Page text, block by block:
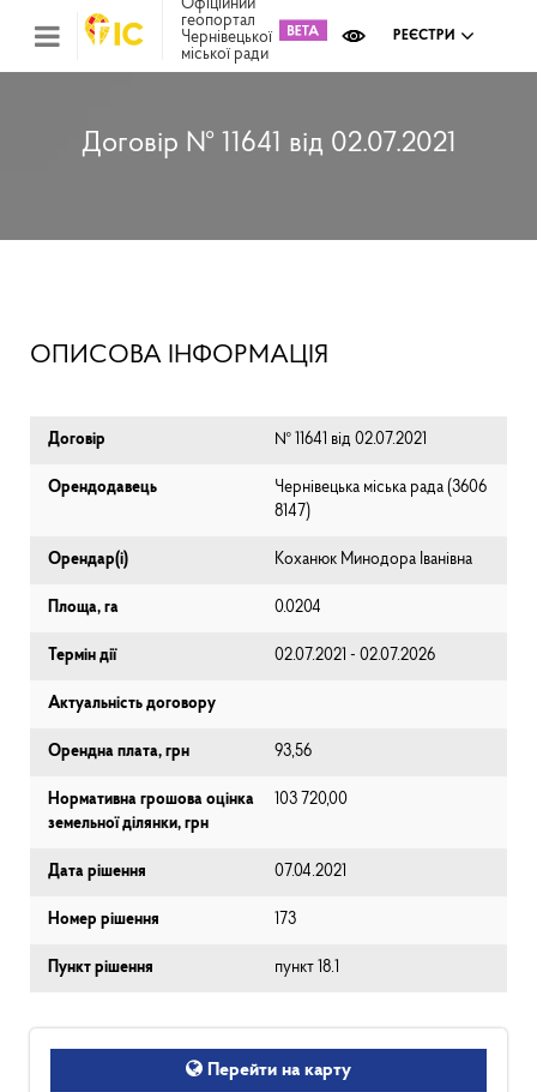
Офіційний
геопортал
Чернівецької
міської ради
РЕЄСТРИ
Договір № 11641 від 02.07.2021
ОПИСОВА ІНФОРМАЦІЯ
Договір № 11641 від 02.07.2021
Орендодавець
Чернівецька міська рада (⁨3606
8147⁩)
Орендар(і) Коханюк Минодора Іванівна
Площа, га 0.0204
Термін дії 02.07.2021 - 02.07.2026
Актуальність договору
Орендна плата, грн 93,56
Нормативна грошова оцінка
земельної ділянки, грн
103 720,00
Дата рішення 07.04.2021
Номер рішення 173
Пункт рішення пункт 18.1
Перейти на карту